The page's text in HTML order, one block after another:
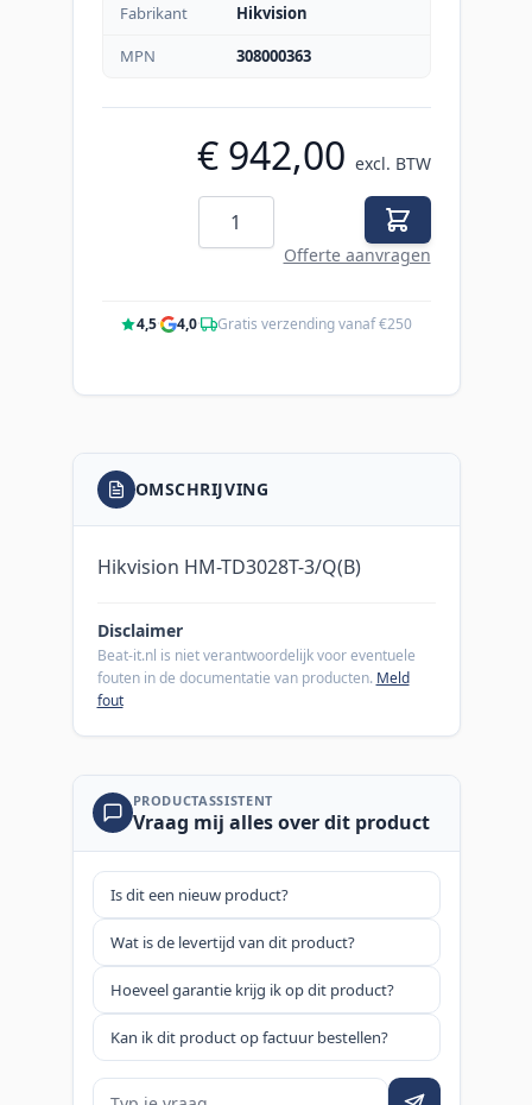
Fabrikant
Hikvision
MPN
308000363
€ 942,00 excl. BTW
Aantal
Offerte aanvragen
4,5· 4,0· Gratis verzending vanaf €250
OMSCHRIJVING
Hikvision HM-TD3028T-3/Q(B)
Disclaimer
Beat-it.nl is niet verantwoordelijk voor eventuele
fouten in de documentatie van producten. Meld
fout
PRODUCTASSISTENT
Vraag mij alles over dit product
Is dit een nieuw product?
Wat is de levertijd van dit product?
Hoeveel garantie krijg ik op dit product?
Kan ik dit product op factuur bestellen?
Je vraag